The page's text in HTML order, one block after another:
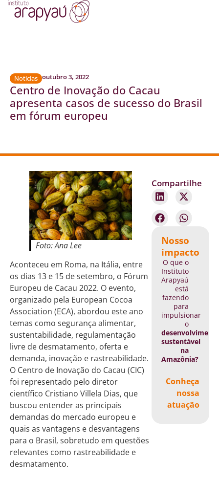
Notícias outubro 3, 2022
Centro de Inovação do Cacau
apresenta casos de sucesso do Brasil
em fórum europeu
Compartilhe
Nosso
impacto
O que o
Instituto
Arapyaú
está
fazendo
para
impulsionar
o
sustentável
na
Amazônia?
Conheça
nossa
atuação
Foto: Ana Lee
Aconteceu em Roma, na Itália, entre
os dias 13 e 15 de setembro, o Fórum
Europeu de Cacau 2022. O evento,
organizado pela European Cocoa
Association (ECA), abordou este ano
temas como segurança alimentar,
sustentabilidade, regulamentação
livre de desmatamento, oferta e
demanda, inovação e rastreabilidade.
O Centro de Inovação do Cacau (CIC)
foi representado pelo diretor
científico Cristiano Villela Dias, que
buscou entender as principais
demandas do mercado europeu e
quais as vantagens e desvantagens
para o Brasil, sobretudo em questões
relevantes como rastreabilidade e
desmatamento.